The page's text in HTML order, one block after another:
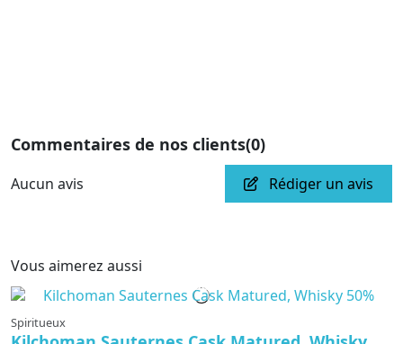
Commentaires de nos clients(0)
Aucun avis Rédiger un avis
Vous aimerez aussi
En cours de production
Spiritueux